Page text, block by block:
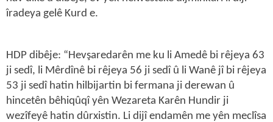
îradeya gelê Kurd e.
HDP dibêje: “Hevşaredarên me ku li Amedê bi rêjeya 63
ji sedî, li Mêrdînê bi rêjeya 56 ji sedî û li Wanê jî bi rêjeya
53 ji sedî hatin hilbijartin bi fermana ji derewan û
hincetên bêhiqûqî yên Wezareta Karên Hundir ji
wezîfeyê hatin dûrxistin. Li dijî endamên me yên meclîsa